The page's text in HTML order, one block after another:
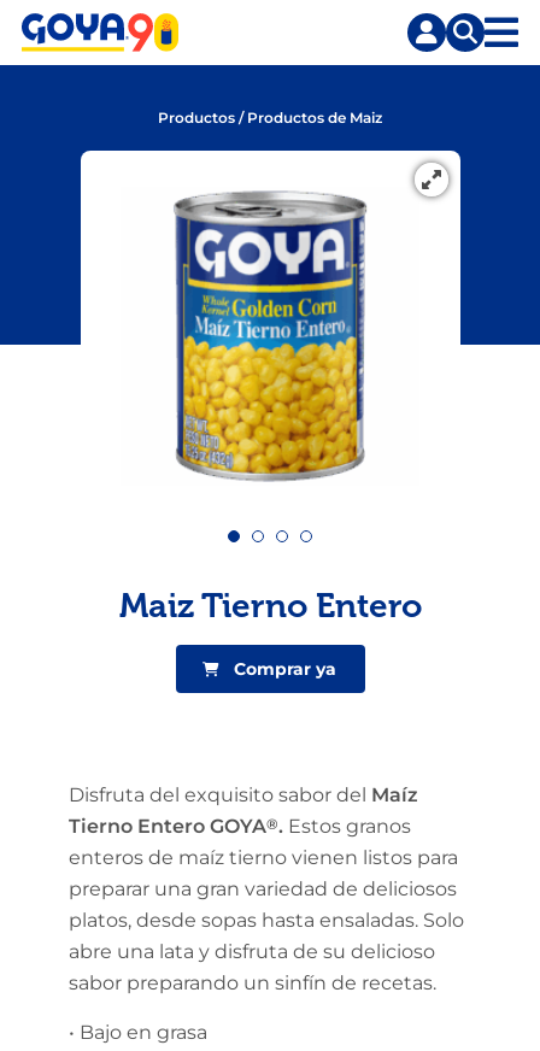
Saltar
Saltar
Productos / Productos de Maiz
Maiz Tierno Entero
Comprar ya
Disfruta del exquisito sabor del Maíz
Tierno Entero GOYA®.Estos granos
enteros de maíz tierno vienen listos para
preparar una gran variedad de deliciosos
platos, desde sopas hasta ensaladas. Solo
abre una lata y disfruta de su delicioso
sabor preparando un sinfín de recetas.
• Bajo en grasa